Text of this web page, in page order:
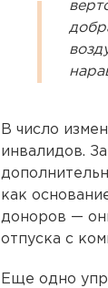
В число
инвалидов.
как
доноров —
отпуска с
Еще одно